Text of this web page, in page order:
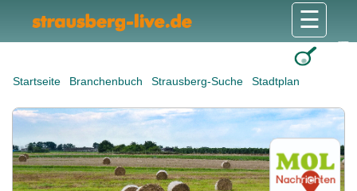
Startseite Branchenbuch Strausberg-Suche Stadtplan
☰